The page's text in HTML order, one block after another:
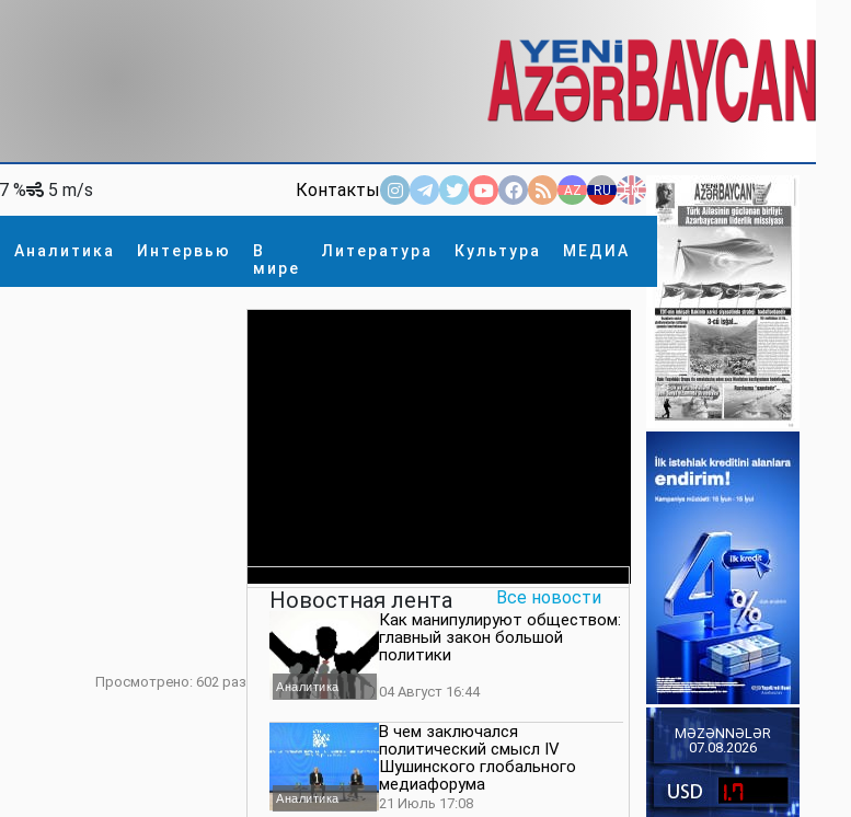
% 5 m/s Контакты AZ RU EN
Аналитика Интервью
В
мире
Литература Культура МЕДИА
×
Просмотрено: 602 раз
Новостная лента Все новости
Аналитика
Как манипулируют обществом:
главный закон большой
политики
04 Август 16:44
Аналитика
В чем заключался
политический смысл IV
Шушинского глобального
медиафорума
21 Июль 17:08
MƏZƏNNƏLƏR
07.08.2026
1.7